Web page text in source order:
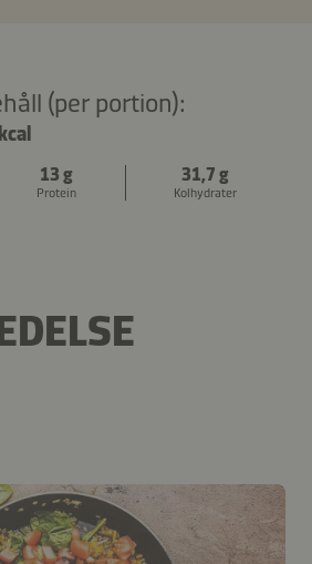
(per portion):
13 g
Protein
31,7 g
Kolhydrater